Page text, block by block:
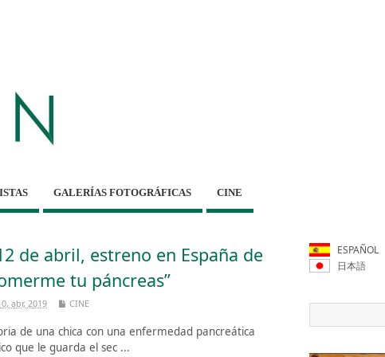
GALERÍAS FOTOGRÁFICAS CINE
de abril, estreno en España de
tu páncreas”
abr, 2019 CINE
de una chica con una enfermedad pancreática
que le guarda el sec ...
ESPAÑOL
日本語